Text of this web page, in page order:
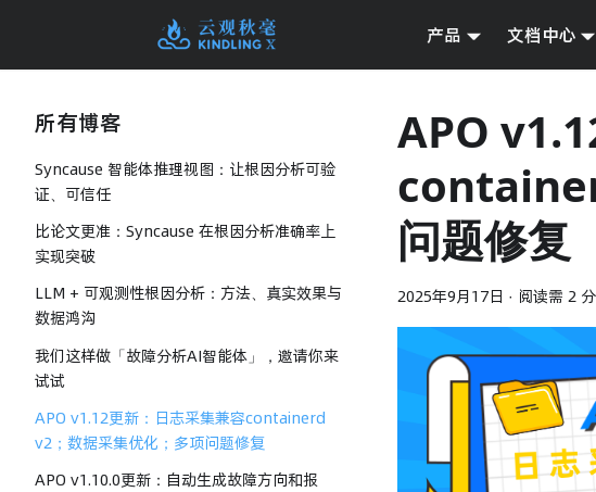
产品 文档中心
所有博客
Syncause 智能体推理视图：让根因分析可验
证、可信任
比论文更准：Syncause 在根因分析准确率上
实现突破
LLM + 可观测性根因分析：方法、真实效果与
数据鸿沟
我们这样做「故障分析AI智能体」，邀请你来
试试
APO v1.12更新：日志采集兼容containerd
v2；数据采集优化；多项问题修复
APO v1.10.0更新：自动生成故障方向和报
APO
问题修复
2025年9月17日 · 阅读需 2